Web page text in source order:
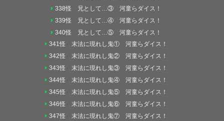
338怪 兄として…③ 河童らダイス！
339怪 兄として…④ 河童らダイス！
340怪 兄として…⑤ 河童らダイス！
341怪 末法に現れし鬼① 河童らダイス！
342怪 末法に現れし鬼② 河童らダイス！
343怪 末法に現れし鬼③ 河童らダイス！
344怪 末法に現れし鬼④ 河童らダイス！
345怪 末法に現れし鬼⑤ 河童らダイス！
346怪 末法に現れし鬼⑥ 河童らダイス！
347怪 末法に現れし鬼⑦ 河童らダイス！